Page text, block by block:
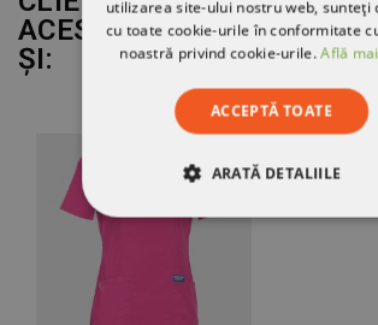
ACEST PRODUS AU MAI
ȘI:
utilizarea site-ului nostru web, sunteți
cu toate cookie-urile în conformitate
noastră privind cookie-urile.Află
ACCEPTĂ TOATE
ARATĂ DETALIILE
STRICT NECESARE
DE PERFORMANȚĂ